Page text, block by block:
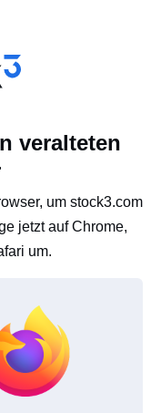
veralteten
um stock3.com
jetzt auf Chrome,
um.